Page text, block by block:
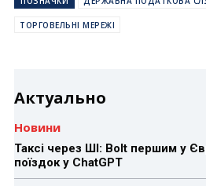
ТОРГОВЕЛЬНІ МЕРЕЖІ
Актуально
Новини
Таксі через ШІ: Bolt першим у
поїздок у ChatGPT